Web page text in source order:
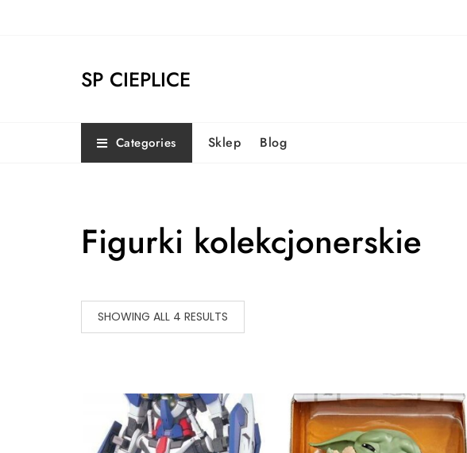
SP CIEPLICE
Categories Sklep Blog
Figurki kolekcjonerskie
SHOWING ALL 4 RESULTS